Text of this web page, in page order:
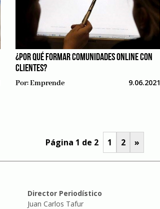
¿POR QUÉ FORMAR COMUNIDADES ONLINE CON
CLIENTES?
Por:Emprende 9.06.2021
Página 1 de 2 1 2 »
Director Periodístico
Juan Carlos Tafur